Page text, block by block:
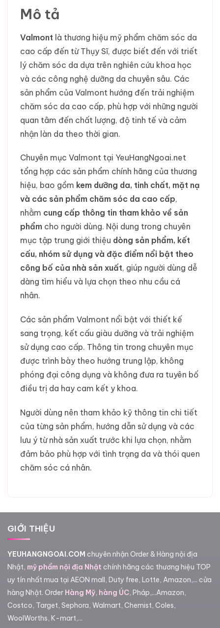
Mô tả
Valmont là thương hiệu mỹ phẩm chăm sóc da
cao cấp đến từ Thụy Sĩ, được biết đến với triết
lý chăm sóc da dựa trên nghiên cứu khoa học
và các công nghệ dưỡng da chuyên sâu. Các
sản phẩm của Valmont hướng đến trải nghiệm
chăm sóc da cao cấp, phù hợp với những người
quan tâm đến chất lượng, độ tinh tế và cảm
nhận làn da theo thời gian.
Chuyên mục Valmont tại YeuHangNgoai.net
tổng hợp các sản phẩm chính hãng của thương
hiệu, bao gồm kem dưỡng da, tinh chất, mặt nạ
và các sản phẩm chăm sóc da cao cấp,
nhằm cung cấp thông tin tham khảo về sản
phẩm cho người dùng. Nội dung trong chuyên
mục tập trung giới thiệu dòng sản phẩm, kết
cấu, nhóm sử dụng và đặc điểm nổi bật theo
công bố của nhà sản xuất, giúp người dùng dễ
dàng tìm hiểu và lựa chọn theo nhu cầu cá
nhân.
Các sản phẩm Valmont nổi bật với thiết kế
sang trọng, kết cấu giàu dưỡng và trải nghiệm
sử dụng cao cấp. Thông tin trong chuyên mục
được trình bày theo hướng trung lập, không
phóng đại công dụng và không đưa ra tuyên bố
điều trị da hay cam kết y khoa.
Người dùng nên tham khảo kỹ thông tin chi tiết
của từng sản phẩm, hướng dẫn sử dụng và các
lưu ý từ nhà sản xuất trước khi lựa chọn, nhằm
đảm bảo phù hợp với tình trạng da và thói quen
chăm sóc cá nhân.
GIỚI THIỆU
YEUHANGNGOAI.COM chuyên nhận Order & Hàng nội địa
Nhật, mỹ phẩm nội địa Nhật chính hãng các thương hiệu TOP
uy tín nhất mua tại AEON mall, Duty free, Lotte, Amazon,... cửa
hàng Nhật. Order Hàng Mỹ, hàng ÚC, Pháp,...Amazon,
Costco, Target, Sephora, Walmart, Chemist, Coles,
WoolWorths, K-mart,...